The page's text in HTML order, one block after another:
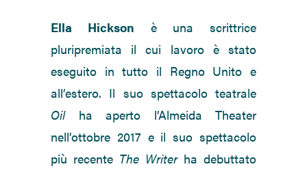
Ella Hickson è una scrittrice
pluripremiata il cui lavoro è stato
eseguito in tutto il Regno Unito e
all’estero. Il suo spettacolo teatrale
Oilha aperto l’Almeida Theater
nell’ottobre 2017 e il suo spettacolo
più recente The Writerha debuttato